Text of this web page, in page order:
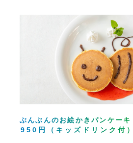
ぶんぶんのお絵かきパンケーキ
950円（キッズドリンク付）